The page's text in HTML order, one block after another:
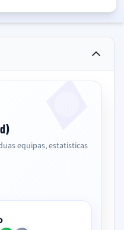
equipas, estatisticas